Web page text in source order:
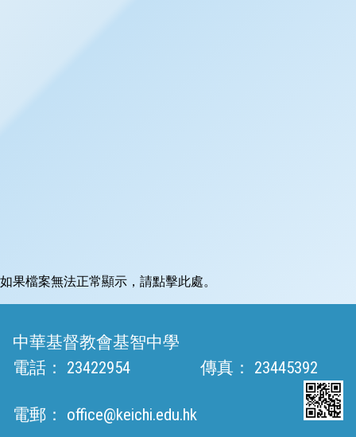
如果檔案無法正常顯示，請點擊此處。
中華基督教會基智中學
電話：
23422954 傳真： 23445392
電郵： office@keichi.edu.hk